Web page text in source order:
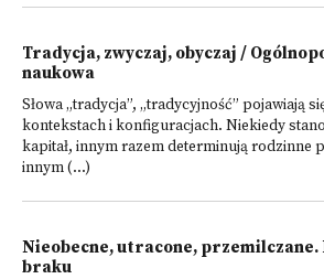
Tradycja, zwyczaj, obyczaj /
naukowa
Słowa „tradycja”, „tradycyjność” pojawiają
kontekstach i konfiguracjach. Niekiedy
kapitał, innym razem determinują rodzinne
innym (...)
Nieobecne, utracone,
braku